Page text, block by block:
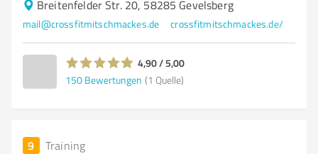
Breitenfelder Str. 20, 58285 Gevelsberg
mail@crossfitmitschmackes.de crossfitmitschmackes.de/
4,90 / 5,00
150 Bewertungen (1 Quelle)
9 Training